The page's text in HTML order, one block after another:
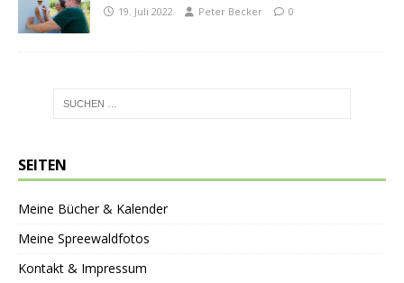
19. Juli 2022 Peter Becker 0
SEITEN
Meine Bücher & Kalender
Meine Spreewaldfotos
Kontakt & Impressum